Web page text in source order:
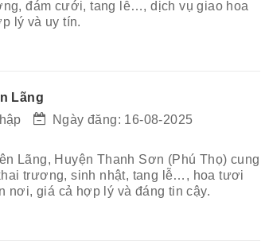
đám cưới, tang lễ…, dịch vụ giao hoa
lý và uy tín.
Lãng
Ngày đăng: 16-08-2025
Lãng, Huyện Thanh Sơn (Phú Thọ) cung
trương, sinh nhật, tang lễ…, hoa tươi
nơi, giá cả hợp lý và đáng tin cậy.